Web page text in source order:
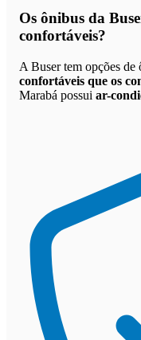
Os ônibus da
confortáveis?
A Buser tem opções
confortáveis que os
Marabá possui ar-